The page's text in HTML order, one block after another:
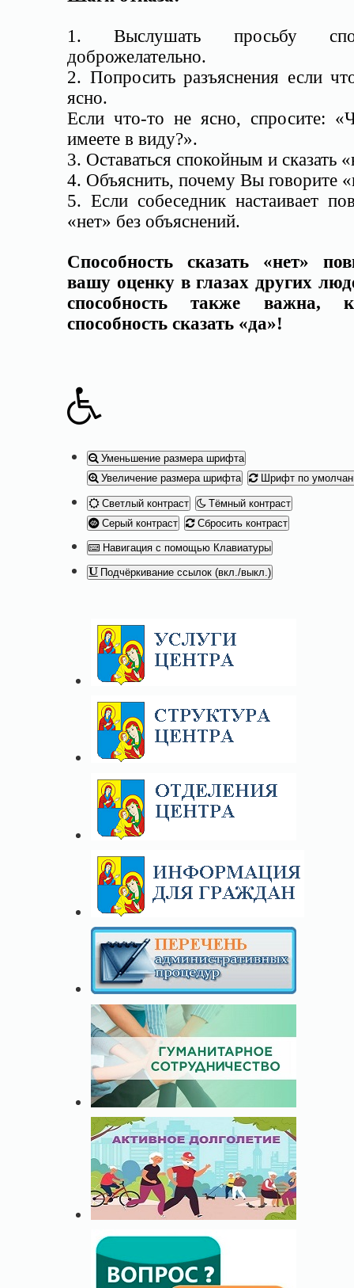
1. Выслушать просьбу
доброжелательно.
2. Попросить разъяснения если
ясно.
Если что-то не ясно, спросите:
имеете в виду?».
3. Оставаться спокойным и сказать
4. Объяснить, почему Вы говорите
5. Если собеседник настаивает
«нет» без объяснений.
Способность сказать «нет»
вашу оценку в глазах других
способность также важна,
способность сказать «да»!
Уменьшение размера шрифта
Увеличение размера шрифта
Шрифт по
Светлый контраст
Тёмный контраст
Серый контраст
Сбросить контраст
Навигация с помощью Клавиатуры
Подчёркивание ссылок (вкл./выкл.)